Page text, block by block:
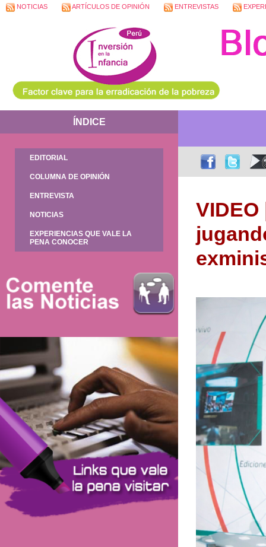
NOTICIAS ARTÍCULOS DE OPINIÓN ENTREVISTAS
ÍNDICE
EDITORIAL
COLUMNA DE OPINIÓN
ENTREVISTA
NOTICIAS
EXPERIENCIAS QUE VALE LA
PENA CONOCER